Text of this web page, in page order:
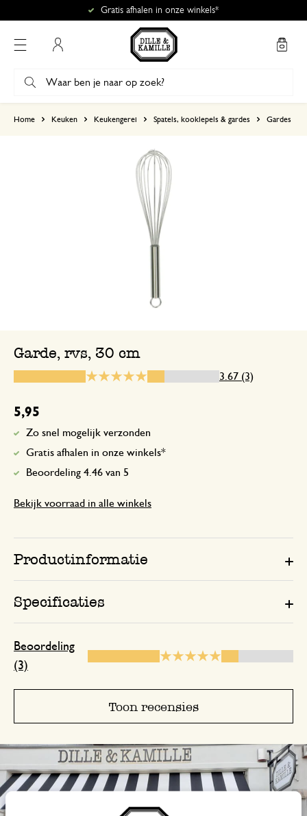
Gratis afhalen in onze winkels*
Home Keuken Keukengerei Spatels, kooklepels & gardes Gardes
Garde, rvs, 30 cm
3.67 (3)
5,95
Zo snel mogelijk verzonden
Gratis afhalen in onze winkels*
Beoordeling 4.46 van 5
Bekijk voorraad in alle winkels
Productinformatie
Specificaties
Beoordeling
(3)
Toon recensies
5
Enkel een score, geen toelichting
20 januari 2024